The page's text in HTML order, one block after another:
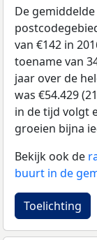
De gemiddelde
van €142 in
toename van
jaar over de
was €54.429
in de tijd volgt
groeien bijna
Bekijk ook de
buurt in de
Toelichting